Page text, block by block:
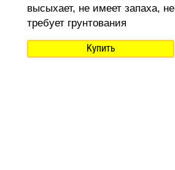
высыхает, не имеет запаха, не
требует грунтования
Купить